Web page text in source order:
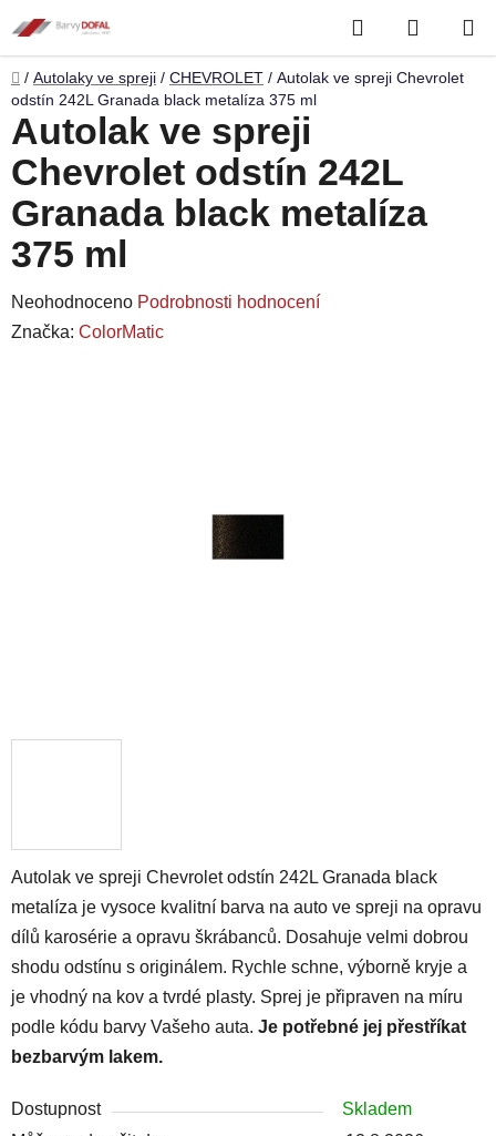
na
obsah
Hledat
KOŠÍK
Domů
/ Autolaky ve spreji / CHEVROLET / Autolak ve spreji Chevrolet
odstín 242L Granada black metalíza 375 ml
Autolak ve spreji Chevrolet odstín 242L Granada black
metalíza je vysoce kvalitní barva na auto ve spreji na opravu
dílů karosérie a opravu škrábanců. Dosahuje velmi dobrou
shodu odstínu s originálem. Rychle schne, výborně kryje a
je vhodný na kov a tvrdé plasty. Sprej je připraven na míru
podle kódu barvy Vašeho auta. Je potřebné jej přestříkat
bezbarvým lakem.
Dostupnost
Skladem
Autolak ve spreji
Chevrolet odstín 242L
Granada black metalíza
375 ml
Průměrné
hodnocení
Neohodnoceno Podrobnosti hodnocení
Značka: ColorMatic